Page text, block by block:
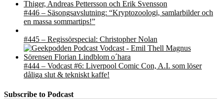
#446 – Säsongsavslutning: “Kryptozoologi, samlarbilder och
en massa sommartips!”
#445 – Regissörspecial: Christopher Nolan
#444 – Vodcast #6: Liverpool Comic Con, A.I. som löser
dåliga slut & tekniskt kaffe!
Subscribe to Podcast